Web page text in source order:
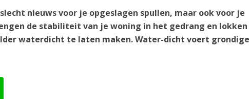
nieuws voor je opgeslagen spullen, maar ook voor je
de stabiliteit van je woning in het gedrang en lokken
waterdicht te laten maken. Water-dicht voert grondige